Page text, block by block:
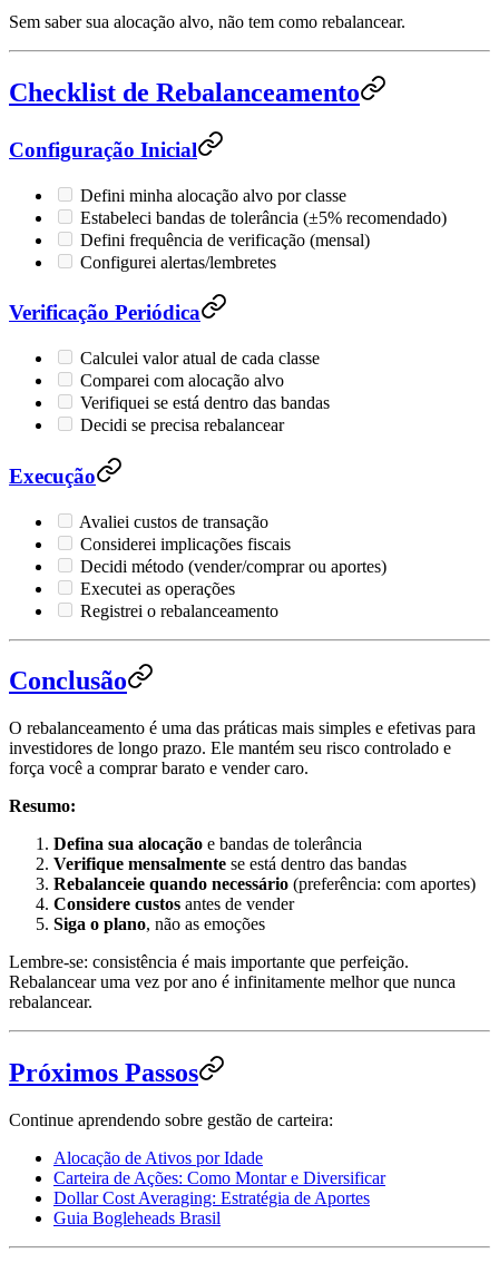
Sem saber sua alocação alvo, não tem como rebalancear.
Checklist de Rebalanceamento
Configuração Inicial
Defini minha alocação alvo por classe
Estabeleci bandas de tolerância (±5% recomendado)
Defini frequência de verificação (mensal)
Configurei alertas/lembretes
Verificação Periódica
Calculei valor atual de cada classe
Comparei com alocação alvo
Verifiquei se está dentro das bandas
Decidi se precisa rebalancear
Execução
Avaliei custos de transação
Considerei implicações fiscais
Decidi método (vender/comprar ou aportes)
Executei as operações
Registrei o rebalanceamento
Conclusão
O rebalanceamento é uma das práticas mais simples e efetivas para
investidores de longo prazo. Ele mantém seu risco controlado e
força você a comprar barato e vender caro.
Resumo:
Defina sua alocação e bandas de tolerância
Verifique mensalmente se está dentro das bandas
Rebalanceie quando necessário (preferência: com aportes)
Considere custos antes de vender
Siga o plano, não as emoções
Lembre-se: consistência é mais importante que perfeição.
Rebalancear uma vez por ano é infinitamente melhor que nunca
rebalancear.
Próximos Passos
Continue aprendendo sobre gestão de carteira:
Alocação de Ativos por Idade
Carteira de Ações: Como Montar e Diversificar
Dollar Cost Averaging: Estratégia de Aportes
Guia Bogleheads Brasil